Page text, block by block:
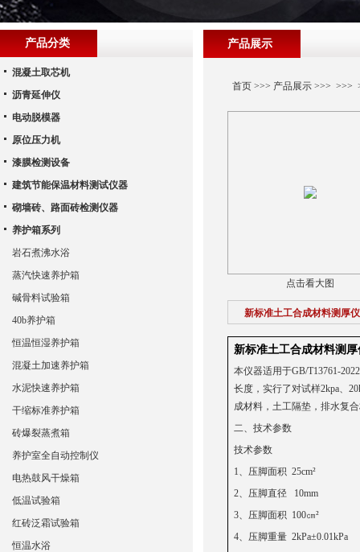
产品展示
首页>>> 产品展示>>> >>>
点击看大图
新标准土工合成材料测厚仪
新标准土工合成材料测厚
本仪器适用于GB/T13761-
长度，实行了对试样2kpa、
成材料，土工隔垫，排水复
二、技术参数
技术参数
1、压脚面积 25cm²
2、压脚直径 10mm
3、压脚面积 100㎝²
4、压脚重量 2kPa±0.01kPa
产品分类
混凝土取芯机
沥青延伸仪
电动脱模器
原位压力机
漆膜检测设备
建筑节能保温材料测试仪器
砌墙砖、路面砖检测仪器
养护箱系列
岩石煮沸水浴
蒸汽快速养护箱
碱骨料试验箱
40b养护箱
恒温恒湿养护箱
混凝土加速养护箱
水泥快速养护箱
干缩标准养护箱
砖爆裂蒸煮箱
养护室全自动控制仪
电热鼓风干燥箱
低温试验箱
红砖泛霜试验箱
恒温水浴